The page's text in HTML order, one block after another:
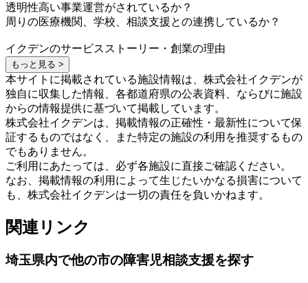
透明性高い事業運営がされているか？
周りの医療機関、学校、相談支援との連携しているか？
イクデンのサービスストーリー・創業の理由
もっと見る >
本サイトに掲載されている施設情報は、株式会社イクデンが
独自に収集した情報、各都道府県の公表資料、ならびに施設
からの情報提供に基づいて掲載しています。
株式会社イクデンは、掲載情報の正確性・最新性について保
証するものではなく、また特定の施設の利用を推奨するもの
でもありません。
ご利用にあたっては、必ず各施設に直接ご確認ください。
なお、掲載情報の利用によって生じたいかなる損害について
も、株式会社イクデンは一切の責任を負いかねます。
関連リンク
埼玉県内で他の市の障害児相談支援を探す